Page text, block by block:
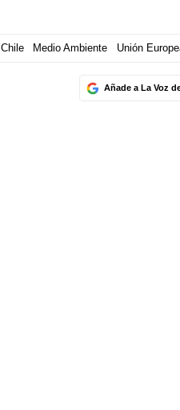
Chile Medio Ambiente Unión
Añade a La Voz